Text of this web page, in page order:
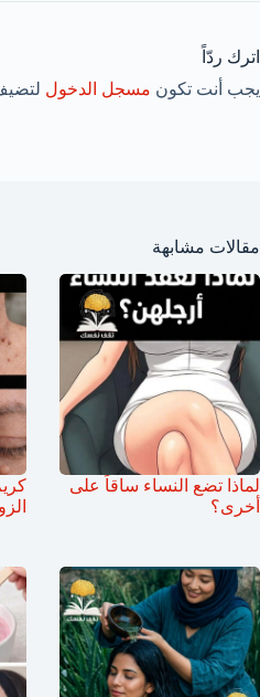
اترك ردّاً
يجب أنت تكون مسجل الدخول
مقالات مشابهة
لماذا تضع النساء ساقاً على
أخرى؟